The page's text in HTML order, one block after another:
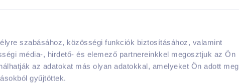
szabásához, közösségi funkciók biztosításához, valamint
média-, hirdető- és elemező partnereinkkel megosztjuk az Ön
az adatokat más olyan adatokkal, amelyeket Ön adott meg
gyűjtöttek.